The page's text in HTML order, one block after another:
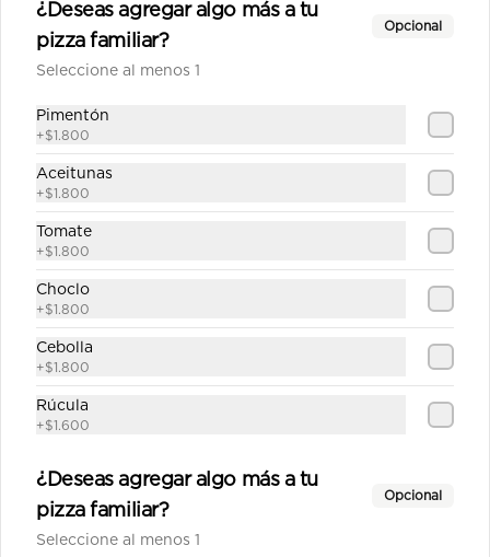
longaniza, carne de churrasco,
cebolla, pimentón, tomate, orégano.
¿Deseas agregar algo más a tu
pizza familiar?
Opcional
Seleccione al menos 1
Pimentón
+$1.800
Aceitunas
+$1.800
Tomate
+$1.800
Choclo
+$1.800
Cebolla
+$1.800
Rúcula
+$1.600
¿Deseas agregar algo más a tu
pizza familiar?
Opcional
Seleccione al menos 1